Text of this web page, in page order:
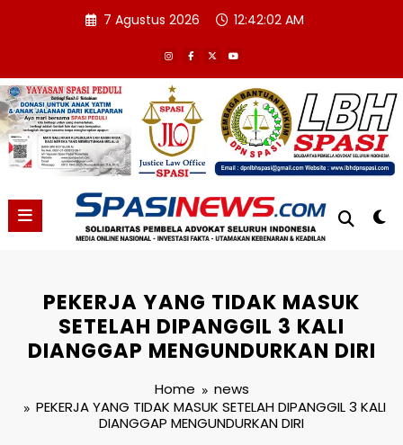
7 Agustus 2026 12:42:03 AM
PEKERJA YANG TIDAK MASUK
SETELAH DIPANGGIL 3 KALI
DIANGGAP MENGUNDURKAN DIRI
Home
news
PEKERJA YANG TIDAK MASUK SETELAH DIPANGGIL 3 KALI
DIANGGAP MENGUNDURKAN DIRI